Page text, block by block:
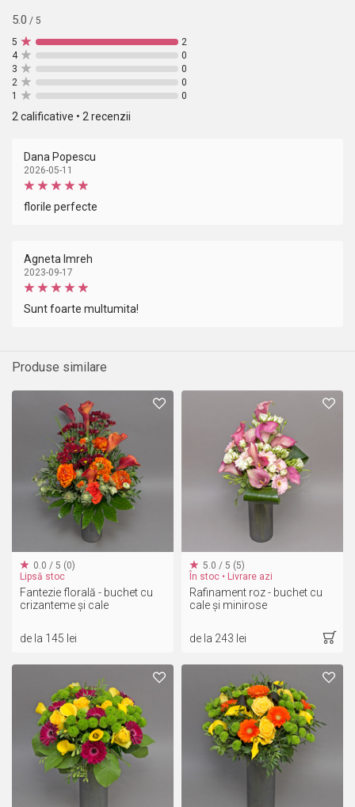
5.0 / 5
5
2
4
0
3
0
2
0
1
0
2 calificative • 2 recenzii
Dana Popescu
2026-05-11
florile perfecte
Agneta Imreh
2023-09-17
Sunt foarte multumita!
Produse similare
0.0 / 5 (0)
Lipsă stoc
Fantezie florală - buchet cu
crizanteme și cale
de la 145 lei
5.0 / 5 (5)
În stoc • Livrare azi
Rafinament roz - buchet cu
cale și minirose
de la 243 lei